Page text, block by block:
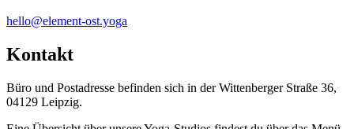
hello@element-ost.yoga
Kontakt
Büro und Postadresse befinden sich in der Wittenberger Straße 36,
04129 Leipzig.